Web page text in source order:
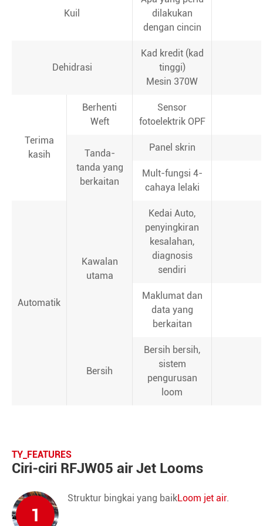
Kuil
dilakukan
dengan cincin
Dehidrasi
Kad kredit (kad
tinggi)
Mesin 370W
Terima
kasih
Berhenti
Weft
Sensor
fotoelektrik OPF
Tanda-
tanda yang
berkaitan
Panel skrin
Mult-fungsi 4-
cahaya lelaki
Automatik
Kawalan
utama
Kedai Auto,
penyingkiran
kesalahan,
diagnosis
sendiri
Maklumat dan
data yang
berkaitan
Bersih
Bersih bersih,
sistem
pengurusan
loom
TY_FEATURES
Ciri-ciri RFJW05 air Jet Looms
1
Struktur bingkai yang baikLoom jet air.